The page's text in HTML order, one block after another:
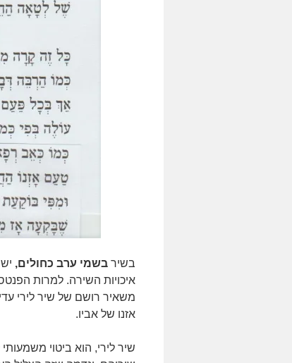
בשיר בשמי ערב כחולים,
איכויות השירה. למרות
משאיר רושם של שיר לירי
אזנו של אביו.
שיר לירי, הוא ביטוי